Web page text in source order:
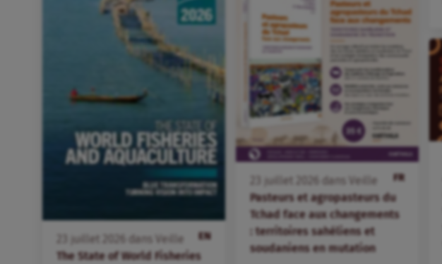
EN
juillet dans
Veille
The State of World Fisheries
FR
juillet dans
Veille
Pasteurs et agropasteurs du
Tchad face aux changements
: territoires sahéliens et
soudaniens en mutation